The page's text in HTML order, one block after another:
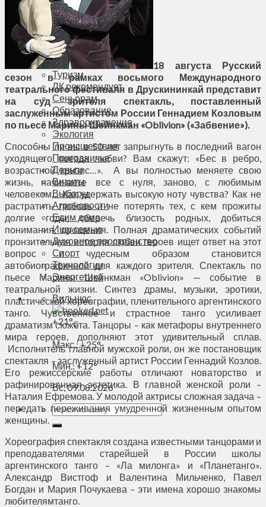
Калейдоскоп
Армия
Сейм Литвы
Культура
Больше
Фоторепортаж
Туризм
ЛК рекомендует
Сеньорам
Образование
Здравоохранение
Экология
Происшествия
Приграничье
Деньги
Визиты
Выборы
Агроновости
Едим дома
Ищу семью
Духовное пространство
Спорт
Технологии
Энергетика
Вильнюс
+21°C
Макс.:+25°
Мин.:+12°
Вс, 09.08.2026
18 августа Русский
сезон в рамках восьмого Международного
театрального фестиваля в Друскининкай представит
на суд зрителя спектакль, поставленный
заслуженным артистом России Геннадием Козловым
по пьесе Марины Шейнкман «Oblivion» («Забвение»).
Способны ли вы в 50 лет запрыгнуть в последний вагон
уходящего поезда любви? Вам скажут: «Бес в ребро,
возрастной кризис…». А вы полностью меняете свою
жизнь, начинаете все с нуля, заново, с любимым
человеком… Как удержать высокую ноту чувства? Как не
растратить любовь и не потерять тех, с кем прожиты
долгие годы, сберечь близость родных, добиться
понимания, прощения. Полная драматических событий
пронзительная история любви героев ищет ответ на этот
вопрос и чудесным образом становится
автобиографичной для каждого зрителя. Спектакль по
пьесе Марины Шейнкман «Oblivion» — событие в
театральной жизни. Синтез драмы, музыки, эротики,
пластической хореографии, пленительного аргентинского
танго. Чувственное и страстное танго усиливает
драматизм сюжета. Танцоры – как метафоры внутреннего
мира героев, дополняют этот удивительный сплав.
Исполнитель главной мужской роли, он же постановщик
спектакля – заслуженный артист России Геннадий Козлов.
Его режиссерские работы отличают новаторство и
рафинированная эстетика. В главной женской роли –
Наталия Ефремова. У молодой актрисы сложная задача –
передать переживания умудренной жизненным опытом
женщины.
Хореография спектакля создана известными танцорами и
преподавателями старейшей в России школы
аргентинского танго – «Ла милонга» и «Планетанго».
Александр Вистгоф и Валентина Мильченко, Павел
Богдан и Мария Почукаева – эти имена хорошо знакомы
любителямтанго.